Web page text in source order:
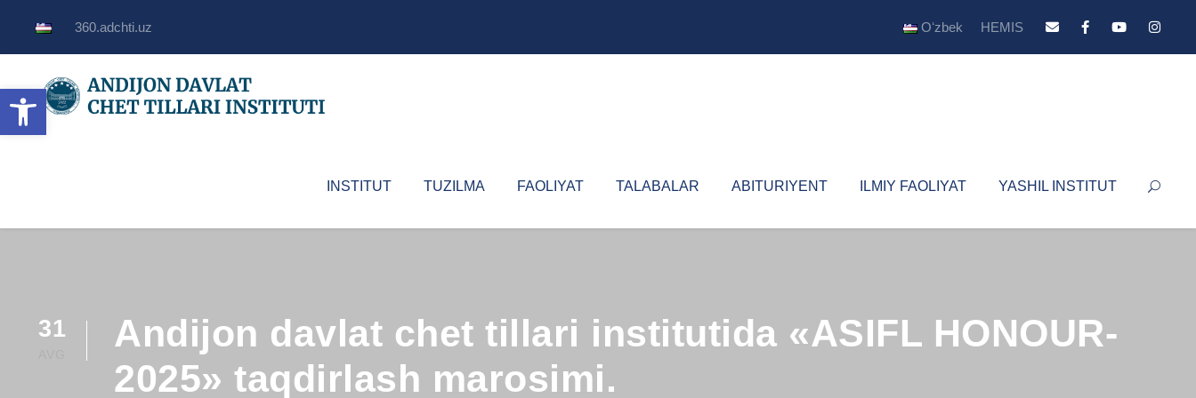
Open toolbar
360.adchti.uz Oʻzbek HEMIS
INSTITUT TUZILMA FAOLIYAT TALABALAR ABITURIYENT ILMIY FAOLIYAT YASHIL INSTITUT
31
Andijon davlat chet tillari institutida «ASIFL HONOUR-
2025» taqdirlash marosimi.